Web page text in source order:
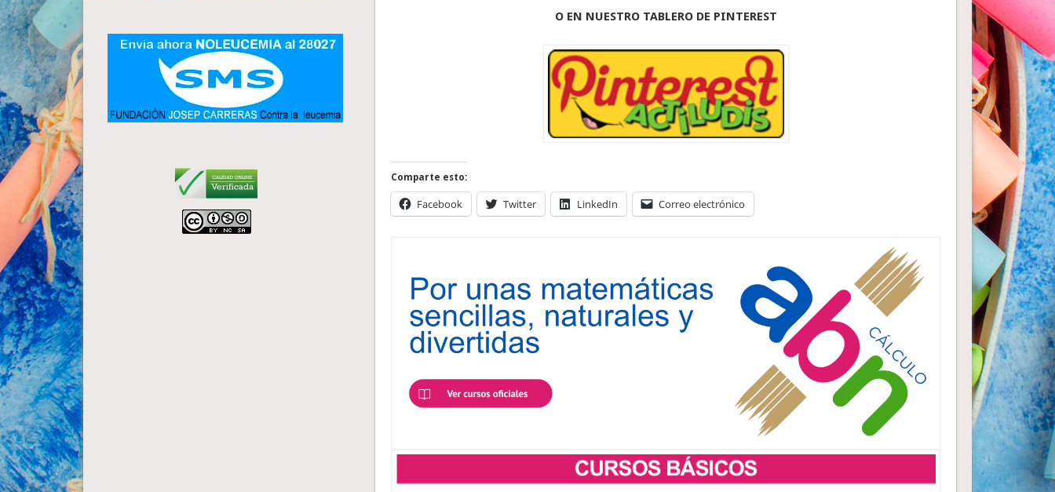
O EN NUESTRO TABLERO DE PINTEREST
Comparte esto:
Facebook Twitter LinkedIn Correo electrónico